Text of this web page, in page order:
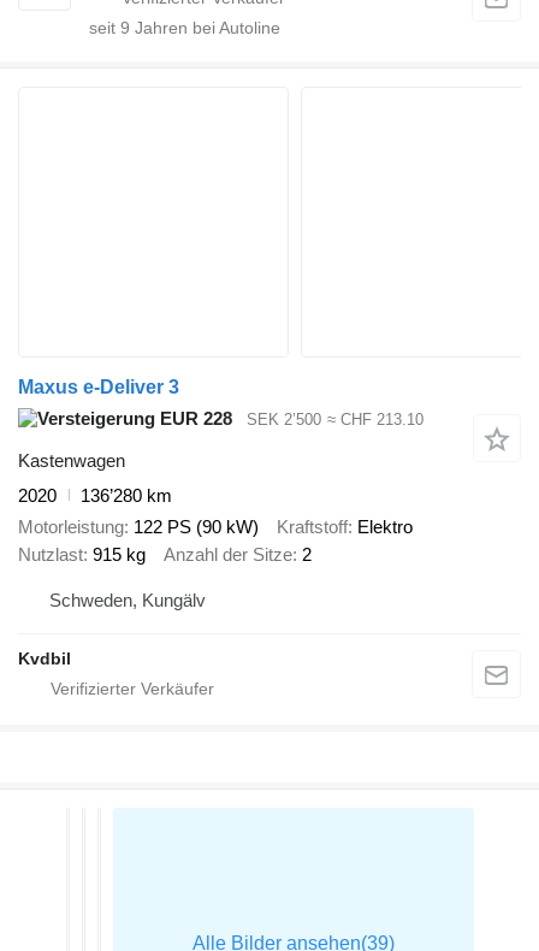
seit 9 Jahren bei Autoline
Maxus e-Deliver 3
EUR 228
SEK 2’500 ≈ CHF 213.10
Kastenwagen
2020
136’280 km
Motorleistung 122 PS (90 kW) Kraftstoff Elektro
Nutzlast 915 kg Anzahl der Sitze 2
Schweden, Kungälv
Kvdbil